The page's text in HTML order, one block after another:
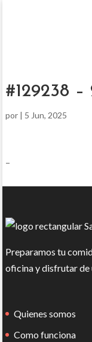
#129238
por | 5 Jun, 2025
–
Preparamos tu
oficina y disfrutar de
Quienes somos
Como funciona